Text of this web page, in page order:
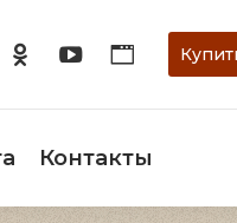
Контакты
Научная работа